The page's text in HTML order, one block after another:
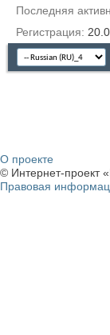
Последняя
Регистрация
О проекте
© Интернет-проект
Правовая